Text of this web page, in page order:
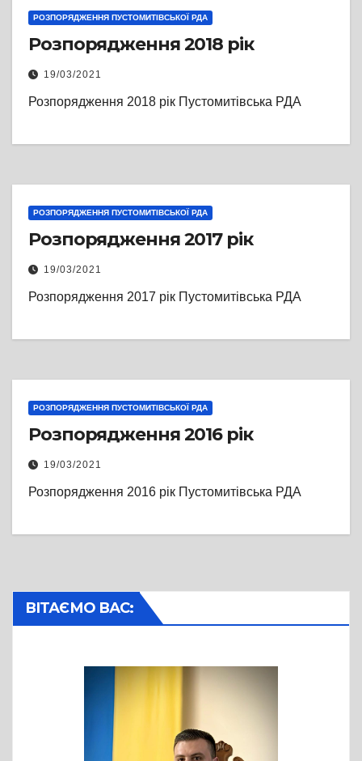
РОЗПОРЯДЖЕННЯ ПУСТОМИТІВСЬКОЇ РДА
Розпорядження 2018 рік
19/03/2021
Розпорядження 2018 рік Пустомитівська РДА
РОЗПОРЯДЖЕННЯ ПУСТОМИТІВСЬКОЇ РДА
Розпорядження 2017 рік
19/03/2021
Розпорядження 2017 рік Пустомитівська РДА
РОЗПОРЯДЖЕННЯ ПУСТОМИТІВСЬКОЇ РДА
Розпорядження 2016 рік
19/03/2021
Розпорядження 2016 рік Пустомитівська РДА
ВІТАЄМО ВАС: